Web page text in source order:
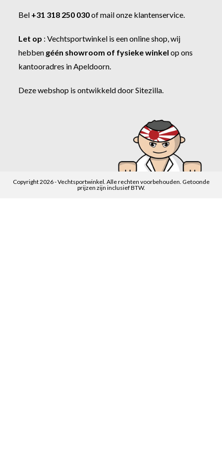
Bel +31 318 250 030ofmail onze klantenservice
Let op :Vechtsportwinkel is een online shop, wij
hebben géén showroom of fysieke winkel op ons
kantooradres in Apeldoorn.
Deze webshop is ontwikkeld doorSitezilla
Copyright 2026 - Vechtsportwinkel. Alle rechten voorbehouden. Getoonde
prijzen zijn inclusief BTW.